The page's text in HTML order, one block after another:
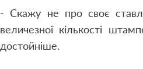
- Скажу не про своє
величезної кількості
достойніше.